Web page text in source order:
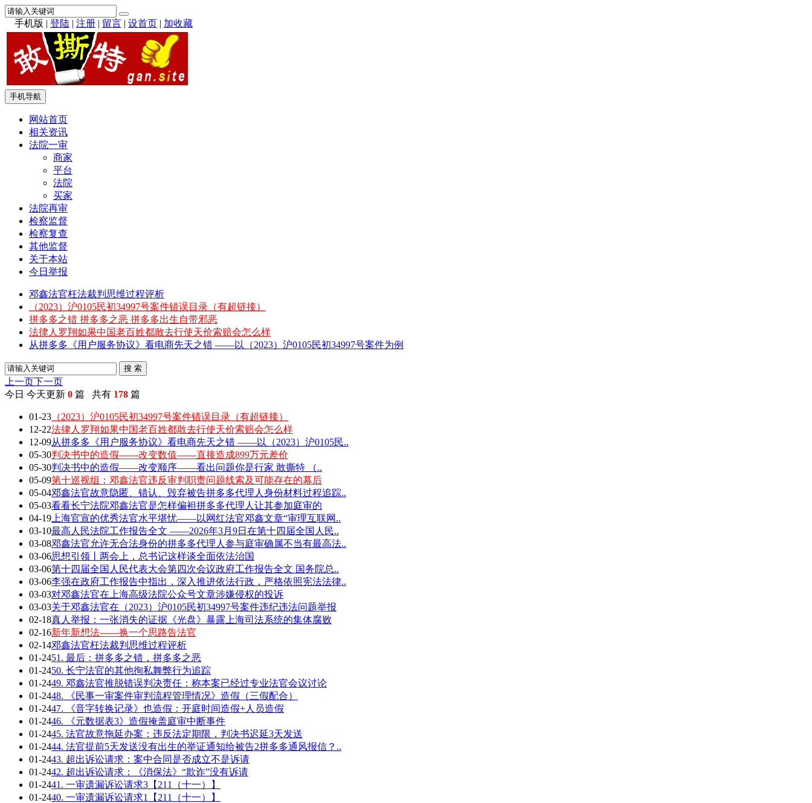
手机版 | 登陆 | 注册 | 留言 | 设首页 | 加收藏
手机导航
网站首页
相关资讯
法院一审
商家
平台
法院
买家
法院再审
检察监督
检察复查
其他监督
关于本站
今日举报
邓鑫法官枉法裁判思维过程评析
（2023）沪0105民初34997号案件错误目录（有超链接）
拼多多之错 拼多多之恶 拼多多出生自带邪恶
法律人罗翔如果中国老百姓都敢去行使天价索赔会怎么样
从拼多多《用户服务协议》看电商先天之错 ——以（2023）沪0105民初34997号案件为例
搜 索
上一页下一页
今日 今天更新 0 篇 共有 178 篇
01-23 （2023）沪0105民初34997号案件错误目录（有超链接）
12-22法律人罗翔如果中国老百姓都敢去行使天价索赔会怎么样
12-09从拼多多《用户服务协议》看电商先天之错 ——以（2023）沪0105民..
05-30判决书中的造假——改变数值——直接造成899万元差价
05-30判决书中的造假——改变顺序——看出问题你是行家 敢撕特 （..
05-09第十巡视组：邓鑫法官违反审判职责问题线索及可能存在的幕后
05-04邓鑫法官故意隐匿、错认、毁弃被告拼多多代理人身份材料过程追踪..
05-03看看长宁法院邓鑫法官是怎样偏袒拼多多代理人让其参加庭审的
04-19 上海官宣的优秀法官水平堪忧——以网红法官邓鑫文章“审理互联网..
03-10最高人民法院工作报告全文 ——2026年3月9日在第十四届全国人民..
03-08邓鑫法官允许无合法身份的拼多多代理人参与庭审确属不当有最高法..
03-06思想引领丨两会上，总书记这样谈全面依法治国
03-06第十四届全国人民代表大会第四次会议政府工作报告全文 国务院总..
03-06李强在政府工作报告中指出，深入推进依法行政，严格依照宪法法律..
03-03对邓鑫法官在上海高级法院公众号文章涉嫌侵权的投诉
03-03关于邓鑫法官在（2023）沪0105民初34997号案件违纪违法问题举报
02-18真人举报：一张消失的证据《光盘》暴露上海司法系统的集体腐败
02-16新年新想法——换一个思路告法官
02-14邓鑫法官枉法裁判思维过程评析
01-2451. 最后：拼多多之错，拼多多之恶
01-2450. 长宁法官的其他徇私舞弊行为追踪
01-2449. 邓鑫法官推脱错误判决责任：称本案已经过专业法官会议讨论
01-2448. 《民事一审案件审判流程管理情况》造假（三假配合）
01-2447. 《音字转换记录》也造假：开庭时间造假+人员造假
01-2446. 《元数据表3》造假掩盖庭审中断事件
01-2445. 法官故意拖延办案：违反法定期限，判决书迟延3天发送
01-2444. 法官提前5天发送没有出生的举证通知给被告2拼多多通风报信？..
01-2443. 超出诉讼请求：案中合同是否成立不是诉请
01-2442. 超出诉讼请求：《消保法》“欺诈”没有诉请
01-2441. 一审遗漏诉讼请求3【211（十一）】
01-2440. 一审遗漏诉讼请求1【211（十一）】